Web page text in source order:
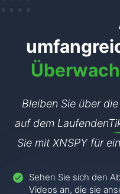
Bleiben Sie über
auf dem Laufenden
Sie mit XNSPY für
Sehen Sie sich den
Videos an, die sie